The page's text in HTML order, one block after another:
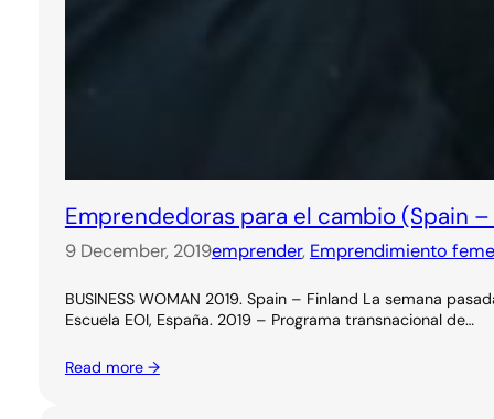
Emprendedoras para el cambio (Spain
9 December, 2019emprender, Emprendimiento
BUSINESS WOMAN 2019. Spain – Finland La semana
Escuela EOI, España. 2019 – Programa transnacional de…
Read more →